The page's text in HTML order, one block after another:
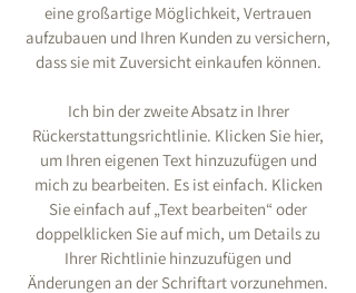
eine großartige Möglichkeit, Vertrauen
aufzubauen und Ihren Kunden zu versichern,
dass sie mit Zuversicht einkaufen können.
Ich bin der zweite Absatz in Ihrer
Rückerstattungsrichtlinie. Klicken Sie hier,
um Ihren eigenen Text hinzuzufügen und
mich zu bearbeiten. Es ist einfach. Klicken
Sie einfach auf „Text bearbeiten“ oder
doppelklicken Sie auf mich, um Details zu
Ihrer Richtlinie hinzuzufügen und
Änderungen an der Schriftart vorzunehmen.